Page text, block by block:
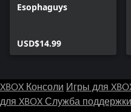
Esophaguys
USD$14.99
XBOX Консоли Игры для
для XBOXСлужба поддержки